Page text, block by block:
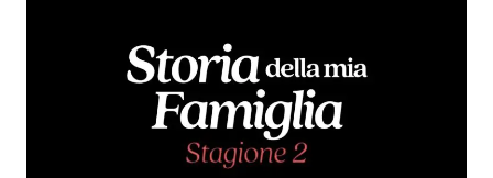
News Musica
News Spettacolo